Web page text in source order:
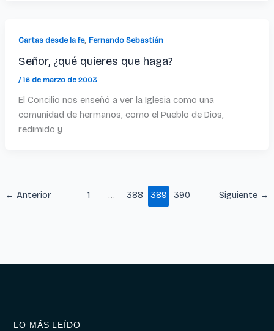
Cartas desde la fe, Fernando Sebastián
Señor, ¿qué quieres que haga?
/16 de marzo de 2003
El Concilio nos enseñó a ver la Iglesia como una
comunidad de hermanos, como el Pueblo de Dios,
redimido y
← Anterior 1 … 388 389 390 Siguiente →
LO MÁS LEÍDO